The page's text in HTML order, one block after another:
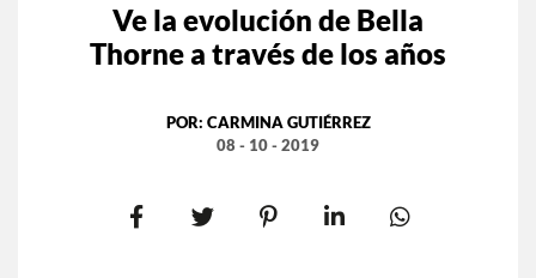
Ve la evolución de Bella
Thorne a través de los años
POR: CARMINA GUTIÉRREZ
08 - 10 - 2019